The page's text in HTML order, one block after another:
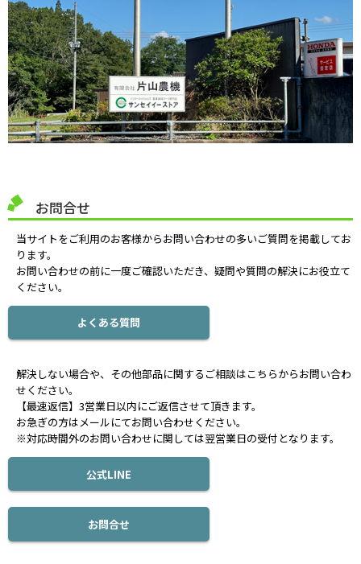
お問合せ
当サイトをご利用のお客様からお問い合わせの多いご質問を掲載してお
ります。
お問い合わせの前に一度ご確認いただき、疑問や質問の解決にお役立て
ください。
よくある質問
解決しない場合や、その他部品に関するご相談はこちらからお問い合わ
せください。
【最速返信】3営業日以内にご返信させて頂きます。
お急ぎの方はメールにてお問い合わせください。
※対応時間外のお問い合わせに関しては翌営業日の受付となります。
公式LINE
お問合せ